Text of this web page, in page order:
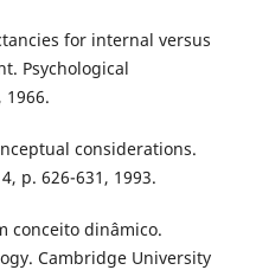
for internal versus
Psychological
1966.
considerations.
p. 626-631, 1993.
conceito dinâmico.
Cambridge University